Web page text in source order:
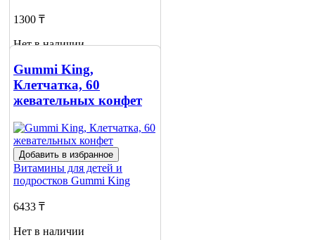
1300 ₸
Нет в наличии
Сообщить
о наличии
Gummi King,
Клетчатка, 60
жевательных конфет
Добавить в избранное
Витамины для детей и
подростков Gummi King
6433 ₸
Нет в наличии